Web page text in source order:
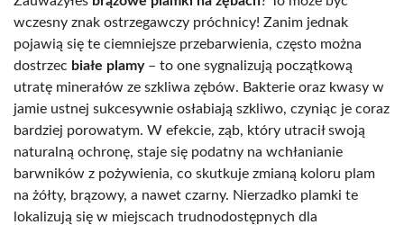
wczesny znak ostrzegawczy próchnicy! Zanim jednak
pojawią się te ciemniejsze przebarwienia, często można
dostrzec białe plamy– to one sygnalizują początkową
utratę minerałów ze szkliwa zębów. Bakterie oraz kwasy w
jamie ustnej sukcesywnie osłabiają szkliwo, czyniąc je coraz
bardziej porowatym. W efekcie, ząb, który utracił swoją
naturalną ochronę, staje się podatny na wchłanianie
barwników z pożywienia, co skutkuje zmianą koloru plam
na żółty, brązowy, a nawet czarny. Nierzadko plamki te
lokalizują się w miejscach trudnodostępnych dla